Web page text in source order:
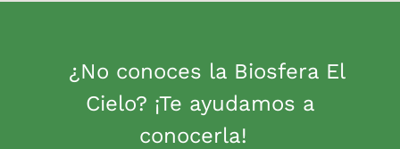
¿No conoces la Biosfera El
Cielo? ¡Te ayudamos a
conocerla!